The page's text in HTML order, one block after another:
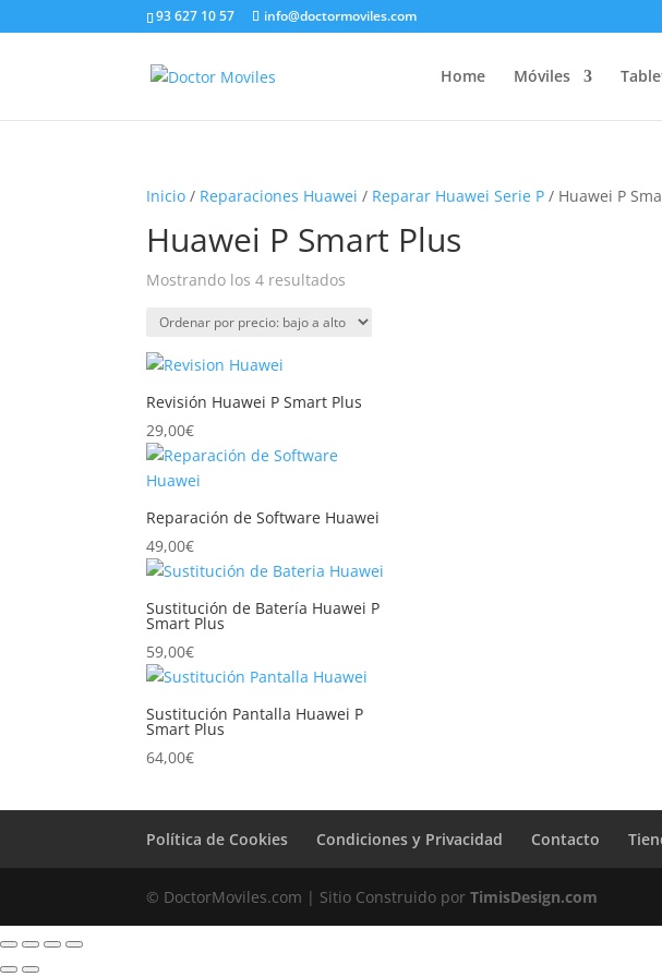
93 627 10 57 info@doctormoviles.com
Home Móviles
Inicio / Reparaciones Huawei / Reparar Huawei Serie P / Huawei P
Huawei P Smart Plus
Mostrando los 4 resultados
precio:
alto
Revisión Huawei P Smart Plus
29,00€
Reparación de Software Huawei
49,00€
Sustitución de Batería Huawei P
Smart Plus
59,00€
Sustitución Pantalla Huawei P
Smart Plus
64,00€
Política de Cookies Condiciones y Privacidad Contacto
© DoctorMoviles.com | Sitio Construido porTimisDesign.com